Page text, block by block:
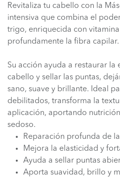
Revitaliza tu cabello con la
intensiva que combina el
trigo, enriquecida con
profundamente la fibra capilar.
Su acción ayuda a restaurar la
cabello y sellar las puntas,
sano, suave y brillante. Ideal
debilitados, transforma la
aplicación, aportando
sedoso.
Reparación profunda de
Mejora la elasticidad y
Ayuda a sellar puntas
Aporta suavidad, brillo y